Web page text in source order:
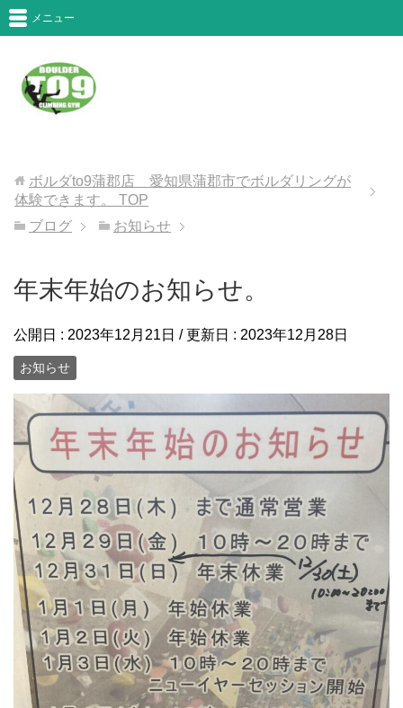
メニュー
ボルダto9蒲郡店 愛知県蒲郡市でボルダリングが
体験できます。
TOP
ブログ
お知らせ
年末年始のお知らせ。
公開日 : 2023年12月21日 / 更新日 : 2023年12月28日
お知らせ